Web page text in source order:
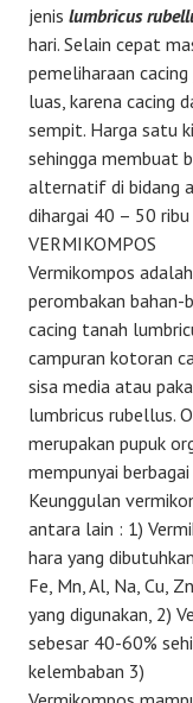
jenis lumbricus
hari. Selain cepat
pemeliharaan
luas, karena cacing
sempit. Harga satu
sehingga membuat
alternatif di bidang
dihargai 40 – 50 ribu
VERMIKOMPOS
Vermikompos
perombakan bahan-
cacing tanah
campuran kotoran
sisa media atau
lumbricus rubellus.
merupakan pupuk
mempunyai
Keunggulan
antara lain : 1)
hara yang
Fe, Mn, Al, Na, Cu,
yang digunakan, 2)
sebesar 40-60%
kelembaban 3)